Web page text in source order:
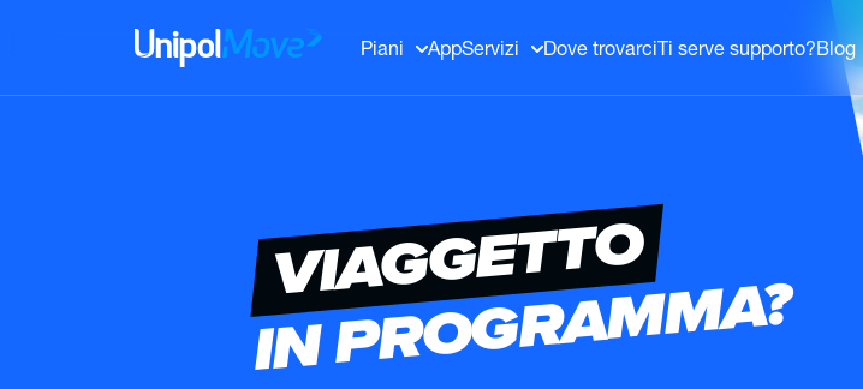
UnipolMove Piani AppServizi Dove trovarci Ti serve supporto?Blog
VIAGGETTO
IN PROGRAMMA?